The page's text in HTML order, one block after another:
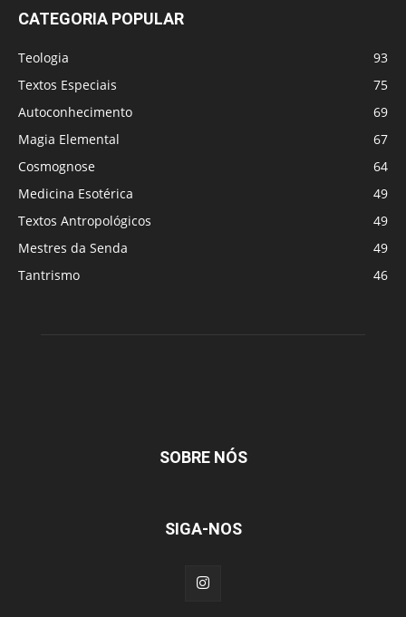
CATEGORIA POPULAR
Teologia
93
Textos Especiais
75
Autoconhecimento
69
Magia Elemental
67
Cosmognose
64
Medicina Esotérica
49
Textos Antropológicos
49
Mestres da Senda
49
Tantrismo
46
SOBRE NÓS
SIGA-NOS